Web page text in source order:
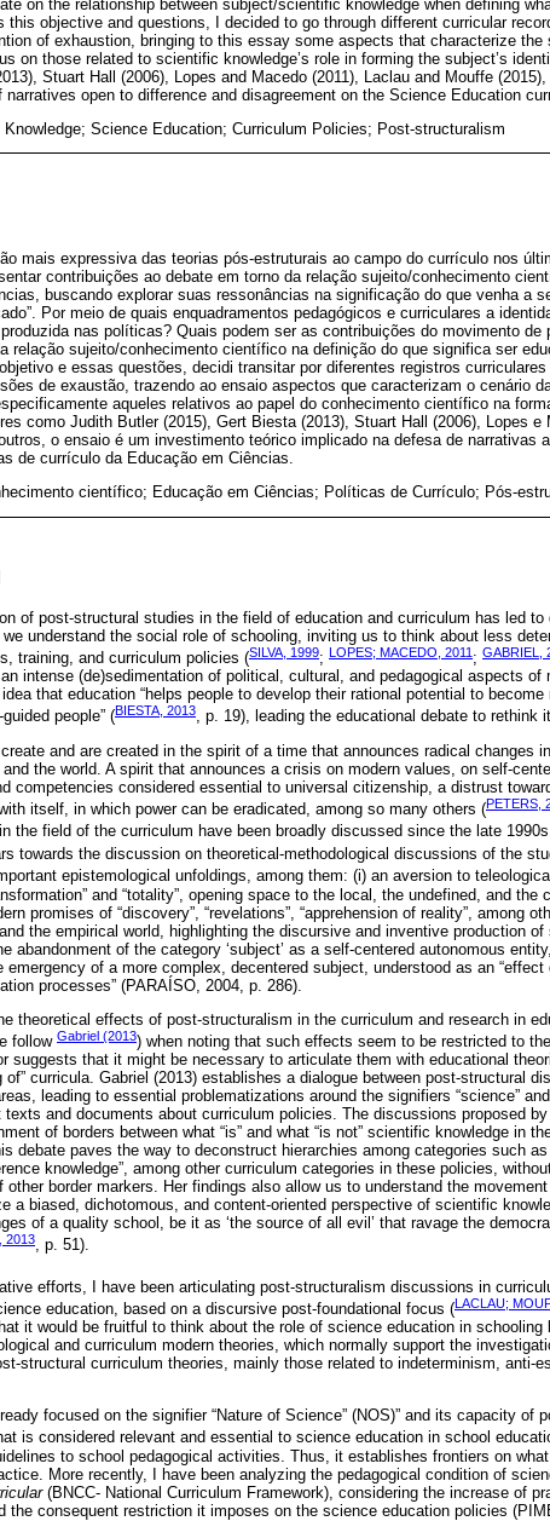
on the relationship between subject/scientific knowledge when defining
this objective and questions, I decided to go through different curricular
of exhaustion, bringing to this essay some aspects that characterize
on those related to scientific knowledge’s role in forming the subject’s
Stuart Hall (2006), Lopes and Macedo (2011), Laclau and Mouffe
open to difference and disagreement on the Science Education
Science Education; Curriculum Policies; Post-structuralism
mais expressiva das teorias pós-estruturais ao campo do currículo nos
contribuições ao debate em torno da relação sujeito/conhecimento
buscando explorar suas ressonâncias na significação do que venha a
Por meio de quais enquadramentos pedagógicos e curriculares a
nas políticas? Quais podem ser as contribuições do movimento de
relação sujeito/conhecimento científico na definição do que significa ser
e essas questões, decidi transitar por diferentes registros
de exaustão, trazendo ao ensaio aspectos que caracterizam o cenário
aqueles relativos ao papel do conhecimento científico na
como Judith Butler (2015), Gert Biesta (2013), Stuart Hall (2006), Lopes e
o ensaio é um investimento teórico implicado na defesa de narrativas
de currículo da Educação em Ciências.
científico; Educação em Ciências; Políticas de Currículo; Pós-
of post-structural studies in the field of education and curriculum has led
understand the social role of schooling, inviting us to think about less
training, and curriculum policies (SILVA, 1999; LOPES; MACEDO, 2011 ; GABRIEL,
intense (de)sedimentation of political, cultural, and pedagogical aspects of
that education “helps people to develop their rational potential to become
people” (BIESTA, 2013, p. 19), leading the educational debate to rethink
and are created in the spirit of a time that announces radical changes
the world. A spirit that announces a crisis on modern values, on self-
competencies considered essential to universal citizenship, a distrust
itself, in which power can be eradicated, among so many others (PETERS,
the field of the curriculum have been broadly discussed since the late
towards the discussion on theoretical-methodological discussions of the
epistemological unfoldings, among them: (i) an aversion to
and “totality”, opening space to the local, the undefined, and the
promises of “discovery”, “revelations”, “apprehension of reality”, among
the empirical world, highlighting the discursive and inventive production
abandonment of the category ‘subject’ as a self-centered autonomous
emergency of a more complex, decentered subject, understood as an
processes” (PARAÍSO, 2004, p. 286).
theoretical effects of post-structuralism in the curriculum and research in
follow Gabriel (2013) when noting that such effects seem to be restricted to
suggests that it might be necessary to articulate them with educational
of” curricula. Gabriel (2013) establishes a dialogue between post-structural
leading to essential problematizations around the signifiers “science”
and documents about curriculum policies. The discussions proposed
of borders between what “is” and what “is not” scientific knowledge in
debate paves the way to deconstruct hierarchies among categories such as
knowledge”, among other curriculum categories in these policies,
other border markers. Her findings also allow us to understand the
a biased, dichotomous, and content-oriented perspective of scientific
of a quality school, be it as ‘the source of all evil’ that ravage the
2013, p. 51).
efforts, I have been articulating post-structuralism discussions in
education, based on a discursive post-foundational focus (LACLAU;
it would be fruitful to think about the role of science education in
and curriculum modern theories, which normally support the
structural curriculum theories, mainly those related to indeterminism, anti-
focused on the signifier “Nature of Science” (NOS)” and its capacity of
is considered relevant and essential to science education in school
to school pedagogical activities. Thus, it establishes frontiers on
More recently, I have been analyzing the pedagogical condition of
(BNCC- National Curriculum Framework), considering the increase of
the consequent restriction it imposes on the science education policies